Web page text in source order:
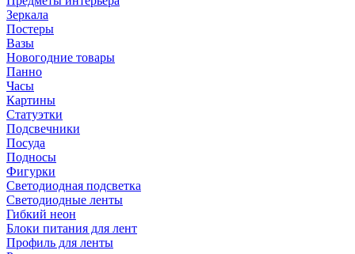
Зеркала
Постеры
Вазы
Новогодние товары
Панно
Часы
Картины
Статуэтки
Подсвечники
Посуда
Подносы
Фигурки
Светодиодная подсветка
Светодиодные ленты
Гибкий неон
Блоки питания для лент
Профиль для ленты